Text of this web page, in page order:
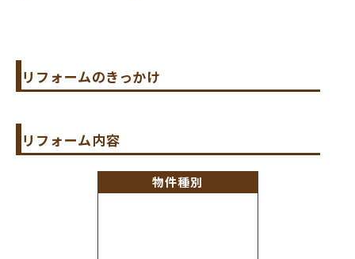
リフォームのきっかけ
リフォーム内容
物件種別